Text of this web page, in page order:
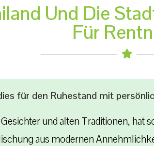
Und Die
Für
für den Ruhestand mit
und alten Traditionen, hat
aus modernen